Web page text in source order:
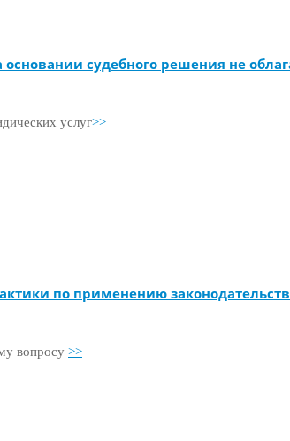
судебного решения не
услуг>>
по применению
вопросу >>